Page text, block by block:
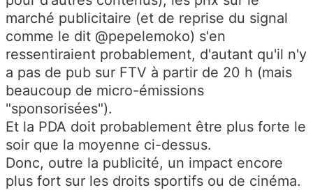
marché publicitaire (et de reprise du signal
comme le dit @pepelemoko) s'en
ressentiraient probablement, d'autant qu'il n'y
a pas de pub sur FTV à partir de 20 h (mais
beaucoup de micro-émissions
"sponsorisées").
Et la PDA doit probablement être plus forte le
soir que la moyenne ci-dessus.
Donc, outre la publicité, un impact encore
plus fort sur les droits sportifs ou de cinéma.